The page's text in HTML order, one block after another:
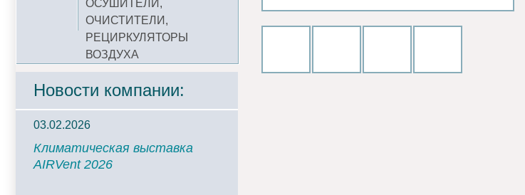
ОСУШИТЕЛИ,
ОЧИСТИТЕЛИ,
РЕЦИРКУЛЯТОРЫ
ВОЗДУХА
Новости компании:
03.02.2026
Климатическая выставка
AIRVent 2026